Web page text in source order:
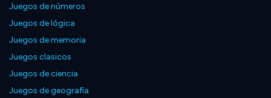
Juegos de números
Juegos de lógica
Juegos de memoria
Juegos clasicos
Juegos de ciencia
Juegos de geografía